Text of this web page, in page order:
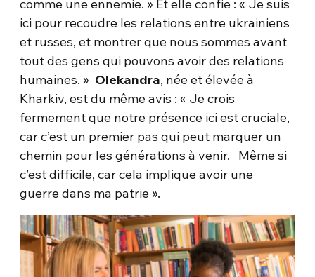
comme une ennemie. » Et elle confie : « Je suis
ici pour recoudre les relations entre ukrainiens
et russes, et montrer que nous sommes avant
tout des gens qui pouvons avoir des relations
humaines. » Olekandra, née et élevée à
Kharkiv, est du même avis : « Je crois
fermement que notre présence ici est cruciale,
car c’est un premier pas qui peut marquer un
chemin pour les générations à venir. Même si
c’est difficile, car cela implique avoir une
guerre dans ma patrie ».